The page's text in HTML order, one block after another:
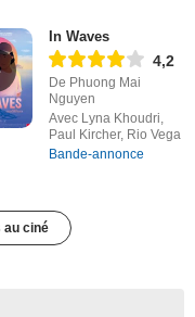
In Waves
4,2
De Phuong Mai
Nguyen
Avec Lyna Khoudri,
Paul Kircher, Rio Vega
Bande-annonce
au ciné